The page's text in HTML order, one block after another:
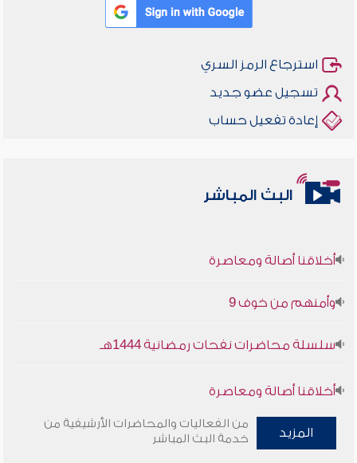
استرجاع الرمز السري
تسجيل عضو جديد
إعادة تفعيل حساب
البث المباشر
أخلاقنا أصالة ومعاصرة
وأمنهم من خوف 9
سلسلة محاضرات نفحات رمضانية 1444هـ
أخلاقنا أصالة ومعاصرة
وأمنهم من خوف 9
المزيد
من الفعاليات والمحاضرات الأرشيفية من
خدمة البث المباشر